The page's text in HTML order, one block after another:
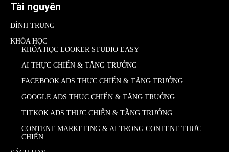
Tài nguyên
ĐÌNH TRUNG
KHÓA HỌC
KHÓA HỌC LOOKER STUDIO EASY
AI THỰC CHIẾN & TĂNG TRƯỞNG
FACEBOOK ADS THỰC CHIẾN & TĂNG TRƯỞNG
GOOGLE ADS THỰC CHIẾN & TĂNG TRƯỞNG
TITKOK ADS THỰC CHIẾN & TĂNG TRƯỞNG
CONTENT MARKETING & AI TRONG CONTENT THỰC
CHIẾN